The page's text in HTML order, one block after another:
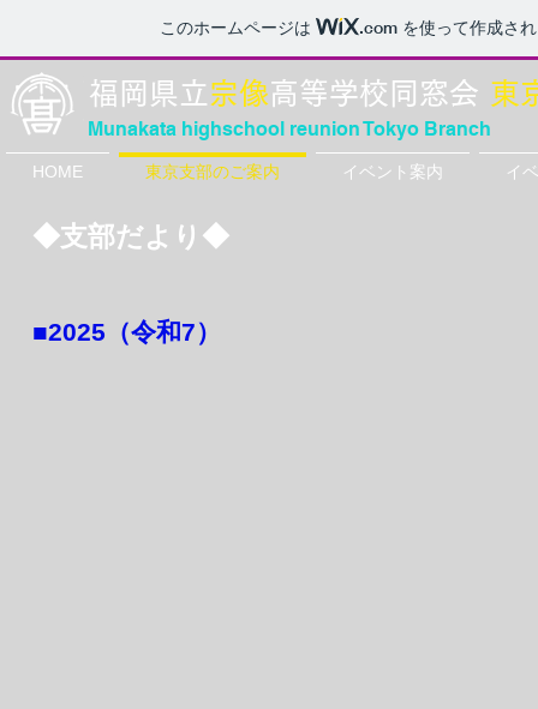
このホームページは .com を使って作成さ
福 岡県立 宗像高等学校同窓会 東
Munakata highschool reunion Tokyo Branch
HOME 東京支部のご案内 イベント案内 イ
◆支部だより◆
​■2025（令和7）